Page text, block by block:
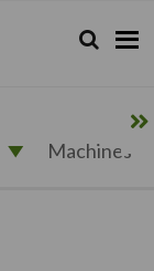
Zoeken...
Zoek
Machines